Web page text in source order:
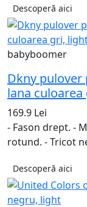
Descoperă aici
babyboomer
Dkny
lana
169.9 Lei
- Fason drept. -
rotund. - Tricot
Descoperă aici